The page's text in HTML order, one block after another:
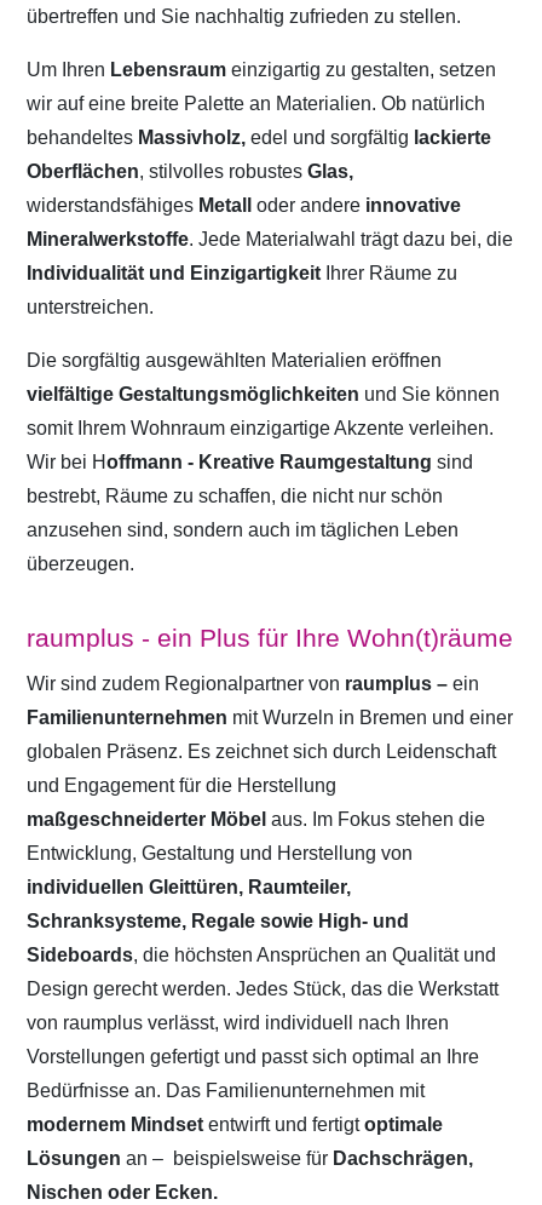
übertreffen und Sie nachhaltig zufrieden zu stellen.
Um Ihren Lebensraumeinzigartig zu gestalten, setzen
wir auf eine breite Palette an Materialien. Ob natürlich
behandeltes Massivholz, edel und sorgfältig lackierte
Oberflächen, stilvolles robustesGlas,
widerstandsfähiges Metalloder andere innovative
Mineralwerkstoffe. Jede Materialwahl trägt dazu bei, die
Individualität und Einzigartigkeit Ihrer Räume zu
unterstreichen.
Die sorgfältig ausgewählten Materialien eröffnen
vielfältige Gestaltungsmöglichkeiten und Sie können
somit Ihrem Wohnraum einzigartige Akzente verleihen.
Wir bei Hoffmann - Kreative Raumgestaltung sind
bestrebt, Räume zu schaffen, die nicht nur schön
anzusehen sind, sondern auch im täglichen Leben
überzeugen.
raumplus - ein Plus für Ihre Wohn(t)räume
Wir sind zudem Regionalpartner von raumplus – ein
Familienunternehmen mit Wurzeln in Bremen und einer
globalen Präsenz. Es zeichnet sich durch Leidenschaft
und Engagement für die Herstellung
maßgeschneiderter Möbelaus. Im Fokus stehen die
Entwicklung, Gestaltung und Herstellung von
individuellen Gleittüren, Raumteiler,
Schranksysteme, Regale sowie High- und
Sideboards, die höchsten Ansprüchen an Qualität und
Design gerecht werden. Jedes Stück, das die Werkstatt
von raumplus verlässt, wird individuell nach Ihren
Vorstellungen gefertigt und passt sich optimal an Ihre
Bedürfnisse an. Das Familienunternehmen mit
modernem Mindset entwirft und fertigtoptimale
Lösungen an – beispielsweise für Dachschrägen,
Nischen oder Ecken.